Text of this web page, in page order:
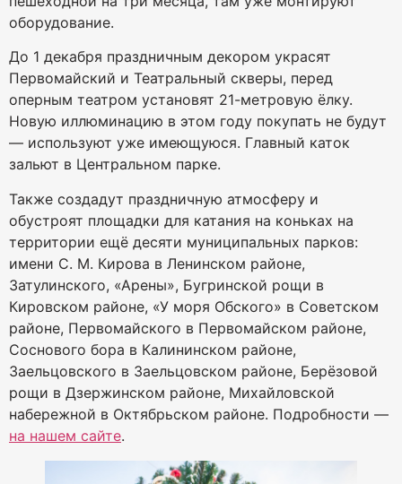
оборудование.
До 1 декабря праздничным декором украсят
Первомайский и Театральный скверы, перед
оперным театром установят 21-метровую ёлку.
Новую иллюминацию в этом году покупать не будут
— используют уже имеющуюся. Главный каток
зальют в Центральном парке.
Также создадут праздничную атмосферу и
обустроят площадки для катания на коньках на
территории ещё десяти муниципальных парков:
имени С. М. Кирова в Ленинском районе,
Затулинского, «Арены», Бугринской рощи в
Кировском районе, «У моря Обского» в Советском
районе, Первомайского в Первомайском районе,
Соснового бора в Калининском районе,
Заельцовского в Заельцовском районе, Берёзовой
рощи в Дзержинском районе, Михайловской
набережной в Октябрьском районе. Подробности —
на нашем сайте.